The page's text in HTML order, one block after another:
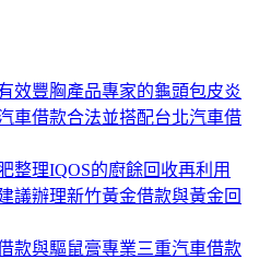
效豐胸產品專家的龜頭包皮炎
車借款合法並搭配台北汽車借
整理IQOS的廚餘回收再利用
議辦理新竹黃金借款與黃金回
款與驅鼠膏專業三重汽車借款